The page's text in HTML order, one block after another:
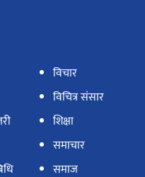
विचार
विचित्र संसार
शिक्षा
समाचार
समाज